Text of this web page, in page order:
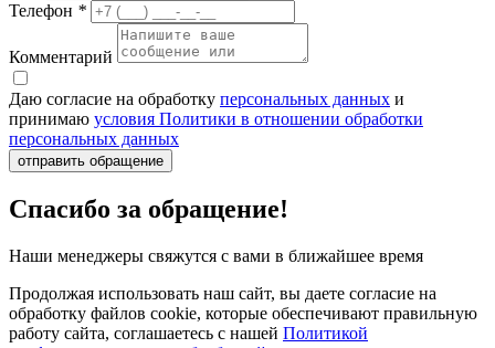
Телефон *
Комментарий
Даю согласие на обработку персональных данных и
принимаю условия Политики в отношении обработки
персональных данных
отправить обращение
Спасибо за обращение!
Наши менеджеры свяжутся с вами в ближайшее время
Продолжая использовать наш сайт, вы даете согласие на
обработку файлов cookie, которые обеспечивают правильную
работу сайта, соглашаетесь с нашей Политикой